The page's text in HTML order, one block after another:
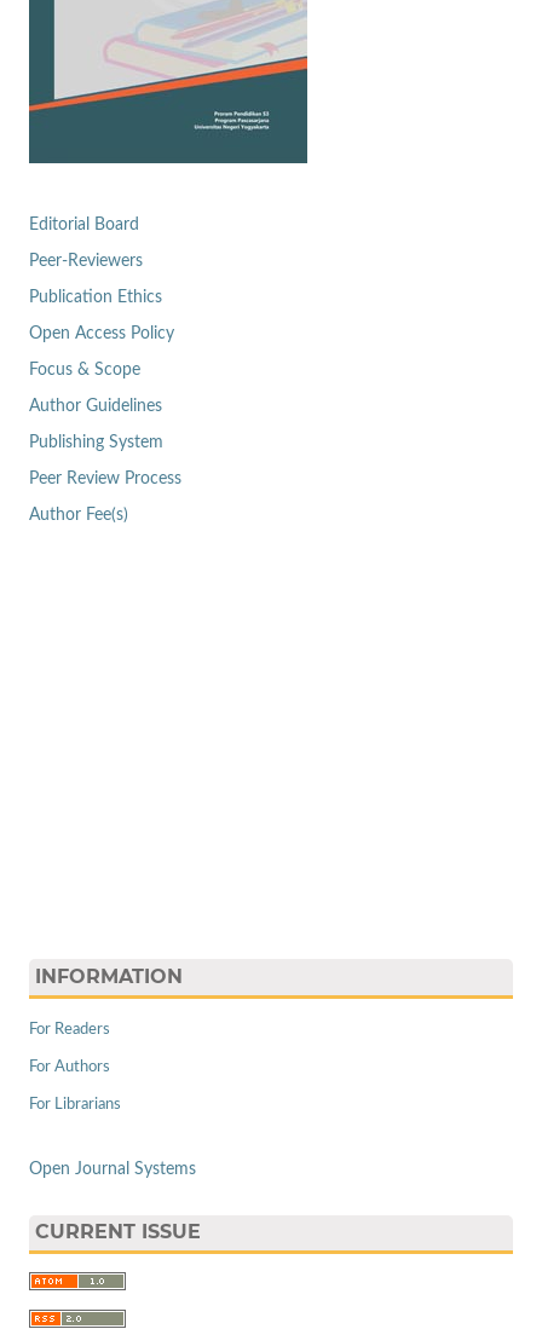
Editorial Board
Peer-Reviewers
Publication Ethics
Open Access Policy
Focus & Scope
Author Guidelines
Publishing System
Peer Review Process
Author Fee(s)
INFORMATION
For Readers
For Authors
For Librarians
Open Journal Systems
CURRENT ISSUE